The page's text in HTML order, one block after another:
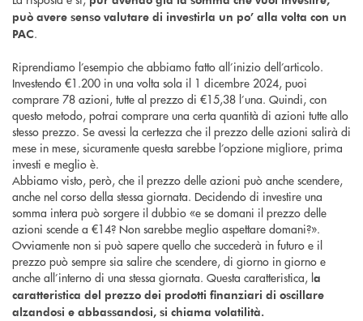
può avere senso valutare di investirla un po’ alla volta con un
PAC.
Riprendiamo l’esempio che abbiamo fatto all’inizio dell’articolo.
Investendo €1.200 in una volta sola il 1 dicembre 2024, puoi
comprare 78 azioni, tutte al prezzo di €15,38 l’una. Quindi, con
questo metodo, potrai comprare una certa quantità di azioni tutte allo
stesso prezzo. Se avessi la certezza che il prezzo delle azioni salirà di
mese in mese, sicuramente questa sarebbe l’opzione migliore, prima
investi e meglio è.
Abbiamo visto, però, che il prezzo delle azioni può anche scendere,
anche nel corso della stessa giornata. Decidendo di investire una
somma intera può sorgere il dubbio «e se domani il prezzo delle
azioni scende a €14? Non sarebbe meglio aspettare domani?».
Ovviamente non si può sapere quello che succederà in futuro e il
prezzo può sempre sia salire che scendere, di giorno in giorno e
anche all’interno di una stessa giornata. Questa caratteristica, la
caratteristica del prezzo dei prodotti finanziari di oscillare
alzandosi e abbassandosi, si chiama volatilità.